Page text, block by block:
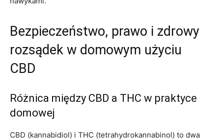
Bezpieczeństwo, prawo i zdrowy
rozsądek w domowym użyciu
CBD
Różnica między CBD a THC w praktyce
domowej
CBD (kannabidiol) i THC (tetrahydrokannabinol) to dwa